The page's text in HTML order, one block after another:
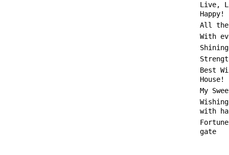
Live,
Happy!
All
With
Best
House!
My
with
gate